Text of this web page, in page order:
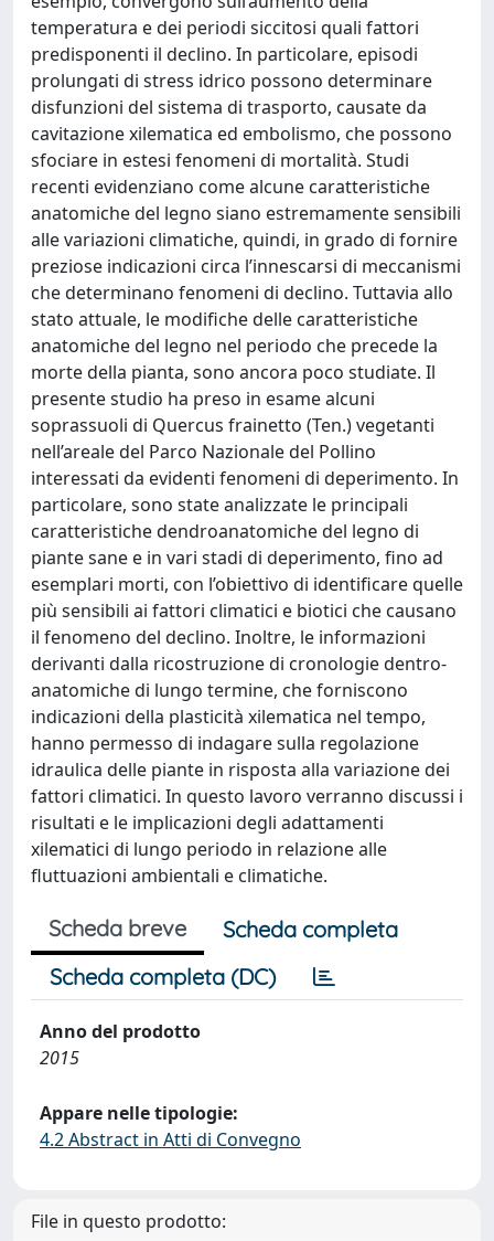
temperatura e dei periodi siccitosi quali fattori
predisponenti il declino. In particolare, episodi
prolungati di stress idrico possono determinare
disfunzioni del sistema di trasporto, causate da
cavitazione xilematica ed embolismo, che possono
sfociare in estesi fenomeni di mortalità. Studi
recenti evidenziano come alcune caratteristiche
anatomiche del legno siano estremamente sensibili
alle variazioni climatiche, quindi, in grado di fornire
preziose indicazioni circa l’innescarsi di meccanismi
che determinano fenomeni di declino. Tuttavia allo
stato attuale, le modifiche delle caratteristiche
anatomiche del legno nel periodo che precede la
morte della pianta, sono ancora poco studiate. Il
presente studio ha preso in esame alcuni
soprassuoli di Quercus frainetto (Ten.) vegetanti
nell’areale del Parco Nazionale del Pollino
interessati da evidenti fenomeni di deperimento. In
particolare, sono state analizzate le principali
caratteristiche dendroanatomiche del legno di
piante sane e in vari stadi di deperimento, fino ad
esemplari morti, con l’obiettivo di identificare quelle
più sensibili ai fattori climatici e biotici che causano
il fenomeno del declino. Inoltre, le informazioni
derivanti dalla ricostruzione di cronologie dentro-
anatomiche di lungo termine, che forniscono
indicazioni della plasticità xilematica nel tempo,
hanno permesso di indagare sulla regolazione
idraulica delle piante in risposta alla variazione dei
fattori climatici. In questo lavoro verranno discussi i
risultati e le implicazioni degli adattamenti
xilematici di lungo periodo in relazione alle
fluttuazioni ambientali e climatiche.
Scheda breve
Scheda completa
Scheda completa (DC)
Anno del prodotto
2015
Appare nelle tipologie:
4.2 Abstract in Atti di Convegno
File in questo prodotto: